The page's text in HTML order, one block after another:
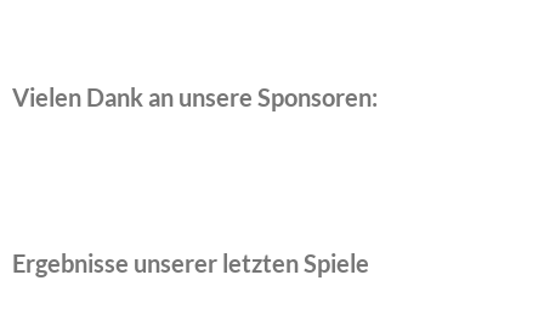
Vielen Dank an unsere Sponsoren:
Ergebnisse unserer letzten Spiele